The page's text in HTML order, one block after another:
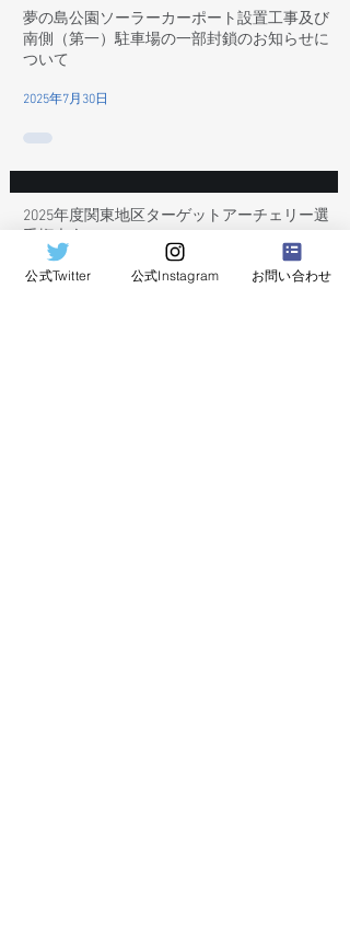
夢の島公園ソーラーカーポート設置工事及び
南側（第一）駐車場の一部封鎖のお知らせに
ついて
2025年7月30日
2025年度関東地区ターゲットアーチェリー選
2025年7月3日
公式Twitter 公式Instagram お問い合わせ